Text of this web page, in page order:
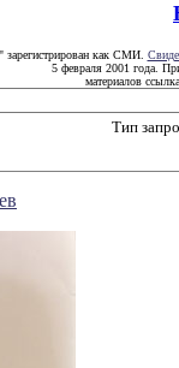
зарегистрирован как СМИ.
5 февраля 2001 года.
материалов
Тип